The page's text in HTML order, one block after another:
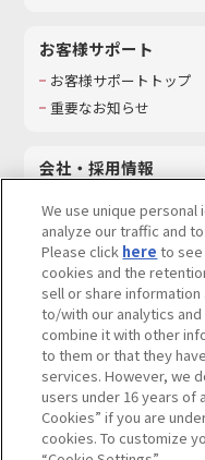
お客様サポート
お客様サポートトップ
重要なお知らせ
会社・採用情報
採用情報
サステナビリティ
お問い合わせ
ウェブサイトご利用条件 ソー
個人情報及び特定個人情報等
Do Not Sell or Share My
We use unique
analyze our traffic and
Please click here to see
cookies and the
sell or share
to/with our analytics
combine it with other
to them or that they
services. However, we
users under 16 years of
Cookies” if you are
cookies. To customize